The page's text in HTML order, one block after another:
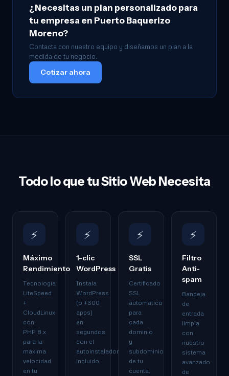
¿Necesitas un plan personalizado para
tu empresa en Puerto Baquerizo
Moreno?
Contacta con nuestro equipo y diseñamos un plan a la
medida de tu negocio.
Cotizar ahora
Todo lo que tu Sitio Web Necesita
⚡
Máximo
Rendimiento
Tecnología
LiteSpeed
+
CloudLinux
con
PHP 8.x
para la
máxima
velocidad
en tu
⚡
1-clic
WordPress
Instala
WordPress
(o +300
apps)
en
segundos
con el
autoinstalador
incluido.
⚡
SSL
Gratis
Certificado
SSL
automático
para
cada
dominio
y
subdominio
de tu
cuenta.
⚡
Filtro
Anti-
spam
Bandeja
de
entrada
limpia
con
nuestro
sistema
avanzado
de